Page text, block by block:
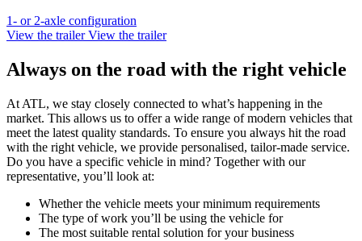
1‑ or 2‑axle configuration
View the trailerView the trailer
Always on the road with the right vehicle
At ATL, we stay closely connected to what’s happening in the
market. This allows us to offer a wide range of modern vehicles that
meet the latest quality standards. To ensure you always hit the road
with the right vehicle, we provide personalised, tailor‑made service.
Do you have a specific vehicle in mind? Together with our
representative, you’ll look at:
Whether the vehicle meets your minimum requirements
The type of work you’ll be using the vehicle for
The most suitable rental solution for your business